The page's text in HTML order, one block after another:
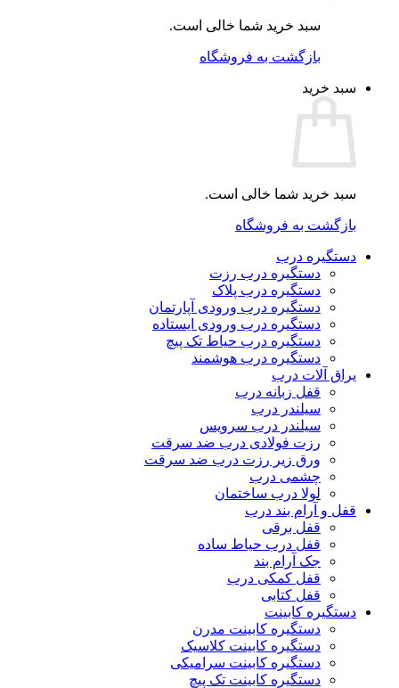
سبد خرید شما خالی است.
بازگشت به فروشگاه
سبد خرید
سبد خرید شما خالی است.
بازگشت به فروشگاه
دستگیره درب
دستگیره درب رزت
دستگیره درب پلاک
دستگیره درب ورودی آپارتمان
دستگیره درب ورودی ایستاده
دستگیره درب حیاط تک پیچ
دستگیره درب هوشمند
یراق آلات درب
قفل زبانه درب
سیلندر درب
سیلندر درب سرویس
رزت فولادی درب ضد سرقت
ورق زیر رزت درب ضد سرقت
چشمی درب
لولا درب ساختمان
قفل و آرام بند درب
قفل برقی
قفل درب حیاط ساده
جک آرام بند
قفل کمکی درب
قفل کتابی
دستگیره کابینت
دستگیره کابینت مدرن
دستگیره کابینت کلاسیک
دستگیره کابینت سرامیکی
دستگیره کابینت تک پیچ